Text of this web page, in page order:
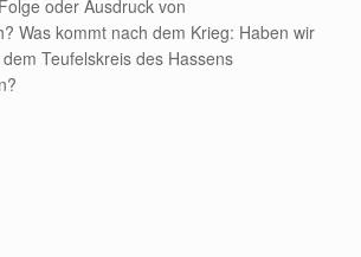
oder Ausdruck von
Was kommt nach dem Krieg: Haben wir
Teufelskreis des Hassens